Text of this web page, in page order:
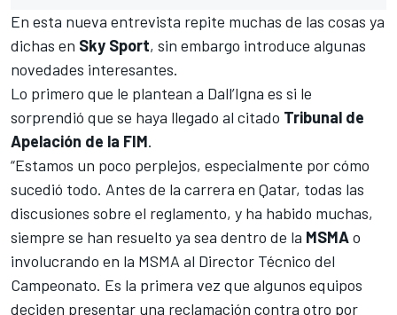
En esta nueva entrevista repite muchas de las cosas ya
dichas en Sky Sport, sin embargo introduce algunas
novedades interesantes.
Lo primero que le plantean a Dall’Igna es si le
sorprendió que se haya llegado al citado Tribunal de
Apelación de la FIM.
“Estamos un poco perplejos, especialmente por cómo
sucedió todo. Antes de la carrera en Qatar, todas las
discusiones sobre el reglamento, y ha habido muchas,
siempre se han resuelto ya sea dentro de la MSMAo
involucrando en la MSMA al Director Técnico del
Campeonato. Es la primera vez que algunos equipos
deciden presentar una reclamación contra otro por